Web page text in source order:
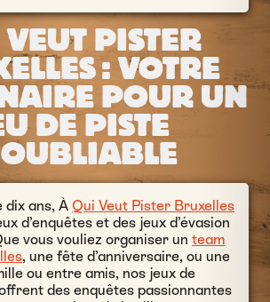
PISTER
: VOTRE
POUR UN
DE PISTE
dix ans, À Qui Veut Pister Bruxelles
d’enquêtes et des jeux d’évasion
vous vouliez organiser un team
, une fête d’anniversaire, ou une
ou entre amis, nos jeux de
des enquêtes passionnantes